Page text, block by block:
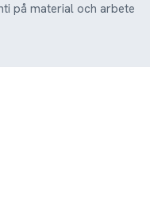
på material och arbete